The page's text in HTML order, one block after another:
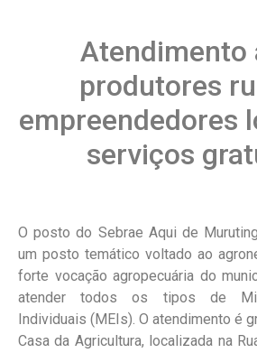
Atendimento
produtores
empreendedores
serviços
O posto do Sebrae Aqui de
um posto temático voltado ao
forte vocação agropecuária do
atender todos os tipos de
Individuais (MEIs). O atendimento é
Casa da Agricultura, localizada na